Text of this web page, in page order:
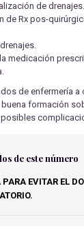
de drenajes.
de Rx pos-
medicación
de enfermería a
formación
de este número
EVITAR EL